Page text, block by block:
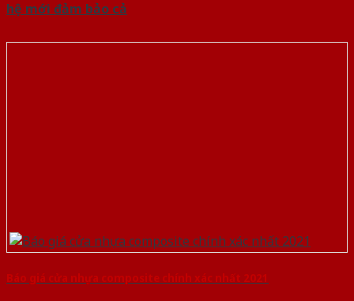
hệ mới đảm bảo cả
Báo giá cửa nhựa composite chính xác nhất 2021